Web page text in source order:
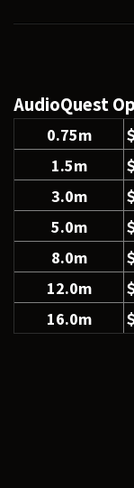
AudioQuest
0.75m
1.5m
3.0m
5.0m
8.0m
12.0m
16.0m